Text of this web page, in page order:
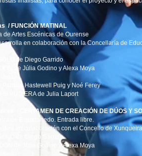
/ FUNCIÓN MATINAL
de Artes Escénicas de Ourense
en colaboración con la Concellaría de
de Diego Garrido
de Júlia Godino y Alexa Moya
Patricia Hastewell Puig y Noé Ferey
SI PUDIERA de Julia Laport
/ CERTAMEN DE CREACIÓN DE DÚOS Y
de Espadanedo. Entrada libre.
en colaboración con el Concello de
de Diego Garrido
de Júlia Godino y Alexa Moya